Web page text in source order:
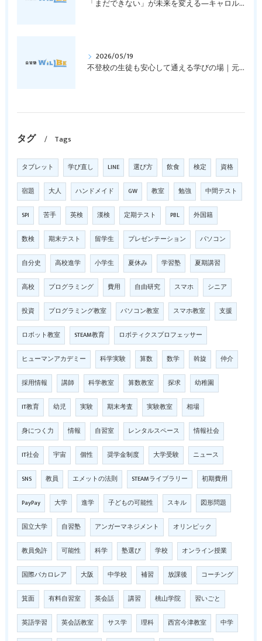
「まだできない」が未来を変える―キャロル・ドゥエックの成長マインドセットとは？｜元中学高校教員で私立学校の放課後校内塾を経営する西宮・今津の習いごと教室＆自習塾WillBe
2026/05/19
不登校の生徒も安心して通える学びの場｜元中学高校教員で私立学校の放課後校内塾を経営する西宮・今津の習いごと教室＆自習塾WillBe
タグ Tags
タブレット 学び直し LINE 選び方 飲食 検定 資格
宿題 大人 ハンドメイド GW 教室 勉強 中間テスト
SPI 苦手 英検 漢検 定期テスト PBL 外国籍
数検 期末テスト 留学生 プレゼンテーション パソコン
自分史 高校進学 小学生 夏休み 学習塾 夏期講習
高校 プログラミング 費用 自由研究 スマホ シニア
投資 プログラミング教室 パソコン教室 スマホ教室 支援
ロボット教室 STEAM教育 ロボティクスプロフェッサー
ヒューマンアカデミー 科学実験 算数 数学 斡旋 仲介
採用情報 講師 科学教室 算数教室 探求 幼稚園
IT教育 幼児 実験 期末考査 実験教室 相場
身につく力 情報 自習室 レンタルスペース 情報社会
IT社会 宇宙 個性 奨学金制度 大学受験 ニュース
SNS 教員 エメットの法則 STEAMライブラリー 初期費用
PayPay 大学 進学 子どもの可能性 スキル 図形問題
国立大学 自習塾 アンガーマネジメント オリンピック
教員免許 可能性 科学 塾選び 学校 オンライン授業
国際バカロレア 大阪 中学校 補習 放課後 コーチング
箕面 有料自習室 英会話 講習 桃山学院 習いごと
英語学習 英会話教室 サス学 理科 西宮今津教室 中学